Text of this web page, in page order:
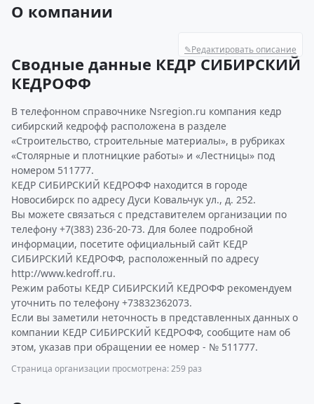
О компании
✎Редактировать описание
Сводные данные КЕДР СИБИРСКИЙ
КЕДРОФФ
В телефонном справочнике Nsregion.ru компания кедр
сибирский кедрофф расположена в разделе
«Строительство, строительные материалы», в рубриках
«Столярные и плотницкие работы» и «Лестницы» под
номером 511777.
КЕДР СИБИРСКИЙ КЕДРОФФ находится в городе
Новосибирск по адресу Дуси Ковальчук ул., д. 252.
Вы можете связаться с представителем организации по
телефону +7(383) 236-20-73. Для более подробной
информации, посетите официальный сайт КЕДР
СИБИРСКИЙ КЕДРОФФ, расположенный по адресу
http://www.kedroff.ru.
Режим работы КЕДР СИБИРСКИЙ КЕДРОФФ рекомендуем
уточнить по телефону +73832362073.
Если вы заметили неточность в представленных данных о
компании КЕДР СИБИРСКИЙ КЕДРОФФ, сообщите нам об
этом, указав при обращении ее номер - № 511777.
Страница организации просмотрена: 259 раз